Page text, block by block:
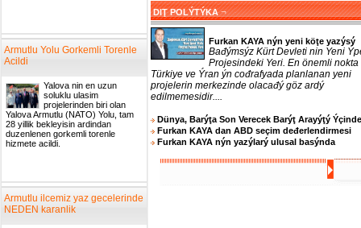
Armutlu Yolu Gorkemli Torenle
Acildi
Yalova nin en uzun
soluklu ulasim
projelerinden biri olan
Yalova Armutlu (NATO) Yolu, tam
28 yillik bekleyisin ardindan
duzenlenen gorkemli torenle
hizmete acildi.
Armutlu ilcemiz yaz gecelerinde
NEDEN karanlik
DIŢ POLÝTÝKA ¬
Furkan KAYA nýn yeni köţe yazýsý
Bađýmsýz Kürt Devleti nin Yeni
Projesindeki Yeri. En önemli nokta
Türkiye ve Ýran ýn cođrafyada planlanan yeni
projelerin merkezinde olacađý göz ardý
edilmemesidir....
Dünya, Barýţa Son Verecek Barýţ Arayýţý Ýçinde
Furkan KAYA dan ABD seçim deđerlendirmesi
Furkan KAYA nýn yazýlarý ulusal basýnda